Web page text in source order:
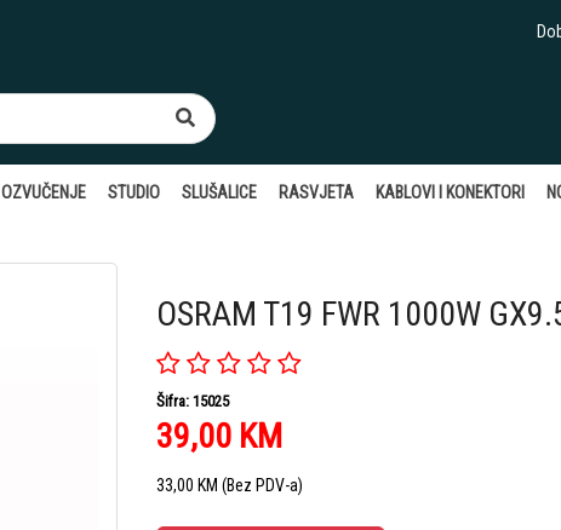
OZVUČENJE STUDIO SLUŠALICE RASVJETA KABLOVI I KONEKTORI
OSRAM T19 FWR 1000W
Šifra: 15025
39,00 KM
33,00 KM (Bez PDV-a)